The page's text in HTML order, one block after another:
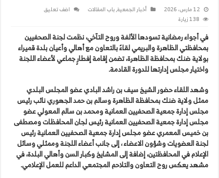
12 مارس، 2026 أخبار الجمعية,باب المقالات
اضف تعليق
138 زيارة
في أجواء رمضانية تسودها الألفة وروح التآخي، نظمت لجنة الصحفيين
بمحافظتي الظاهرة والبريمي لقاءً بالتعاون مع أهالي وأعيان بلدة قميراء
بولاية ضنك بمحافظة الظاهرة، تضمن إقامة إفطارٍ جماعي لأعضاء اللجنة
واختيار مجلس إدارتها للدورة القادمة.
وشهد اللقاء حضور الشيخ سيف بن راشد البادي عضو المجلس البلدي
ممثل ولاية ضنك بمحافظة الظاهرة وسالم بن حمد الجهوري نائب رئيس
مجلس إدارة جمعية الصحفيين العمانية ومحمد بن سالم المعولي عضو
مجلس إدارة جمعية الصحفيين العمانية رئيس لجان المحافظات ومصطفى
بن خميس المعمري عضو مجلس إدارة جمعية الصحفيين العمانية رئيس
لجنة العضويات وشؤون الاعضاء ، إلى جانب أعضاء اللجنة وممثلي وسائل
الإعلام في المحافظتين، إضافة إلى المشايخ وكبار السن وأهالي البلدة، في
مشهد يعكس روح التعاون والتلاحم المجتمعي الداعم للعمل الإعلامي.